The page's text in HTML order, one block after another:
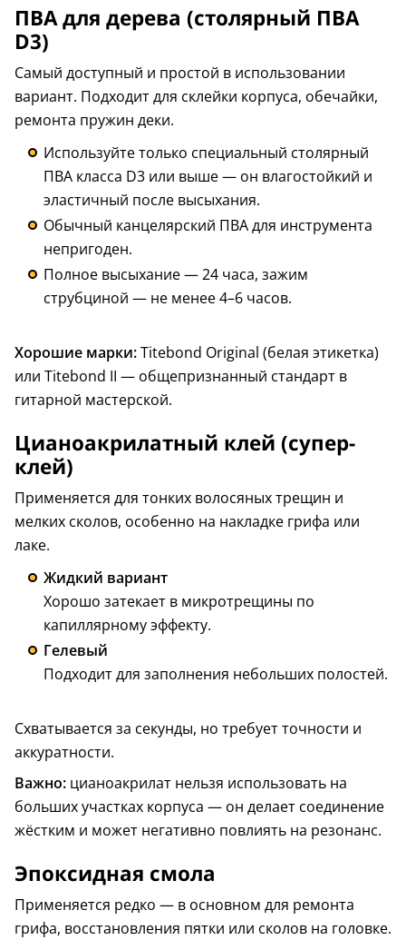
ПВА для дерева (столярный ПВА
D3)
Самый доступный и простой в использовании
вариант. Подходит для склейки корпуса, обечайки,
ремонта пружин деки.
Используйте только специальный столярный
ПВА класса D3 или выше — он влагостойкий и
эластичный после высыхания.
Обычный канцелярский ПВА для инструмента
непригоден.
Полное высыхание — 24 часа, зажим
струбциной — не менее 4–6 часов.
Хорошие марки:Titebond Original (белая этикетка)
или Titebond II — общепризнанный стандарт в
гитарной мастерской.
Цианоакрилатный клей (супер-
клей)
Применяется для тонких волосяных трещин и
мелких сколов, особенно на накладке грифа или
лаке.
Жидкий вариант
Хорошо затекает в микротрещины по
капиллярному эффекту.
Гелевый
Подходит для заполнения небольших полостей.
Схватывается за секунды, но требует точности и
аккуратности.
Важно: цианоакрилат нельзя использовать на
больших участках корпуса — он делает соединение
жёстким и может негативно повлиять на резонанс.
Эпоксидная смола
Применяется редко — в основном для ремонта
грифа, восстановления пятки или сколов на головке.